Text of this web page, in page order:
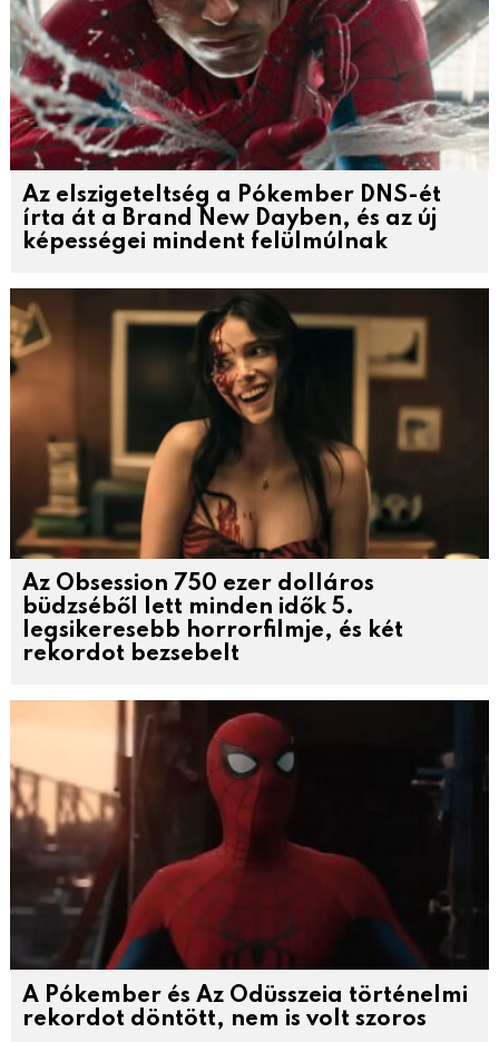
Az elszigeteltség a Pókember DNS-ét
írta át a Brand New Dayben, és az új
képességei mindent felülmúlnak
Az Obsession 750 ezer dolláros
büdzséből lett minden idők 5.
legsikeresebb horrorfilmje, és két
rekordot bezsebelt
A Pókember és Az Odüsszeia történelmi
rekordot döntött, nem is volt szoros